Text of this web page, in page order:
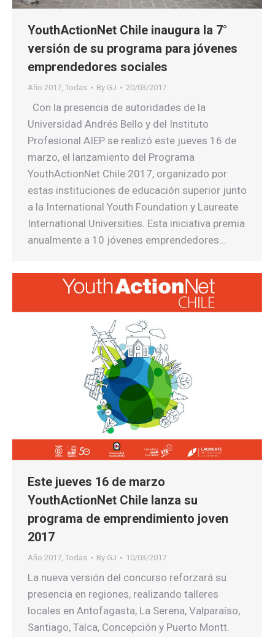
YouthActionNet Chile inaugura la 7°
versión de su programa para jóvenes
emprendedores sociales
Año 2017, Todas By GJ 20/03/2017
Con la presencia de autoridades de la
Universidad Andrés Bello y del Instituto
Profesional AIEP se realizó este jueves 16 de
marzo, el lanzamiento del Programa
YouthActionNet Chile 2017, organizado por
estas instituciones de educación superior junto
a la International Youth Foundation y Laureate
International Universities. Esta iniciativa premia
anualmente a 10 jóvenes emprendedores…
Este jueves 16 de marzo
YouthActionNet Chile lanza su
programa de emprendimiento joven
2017
Año 2017, Todas By GJ 10/03/2017
La nueva versión del concurso reforzará su
presencia en regiones, realizando talleres
locales en Antofagasta, La Serena, Valparaíso,
Santiago, Talca, Concepción y Puerto Montt.